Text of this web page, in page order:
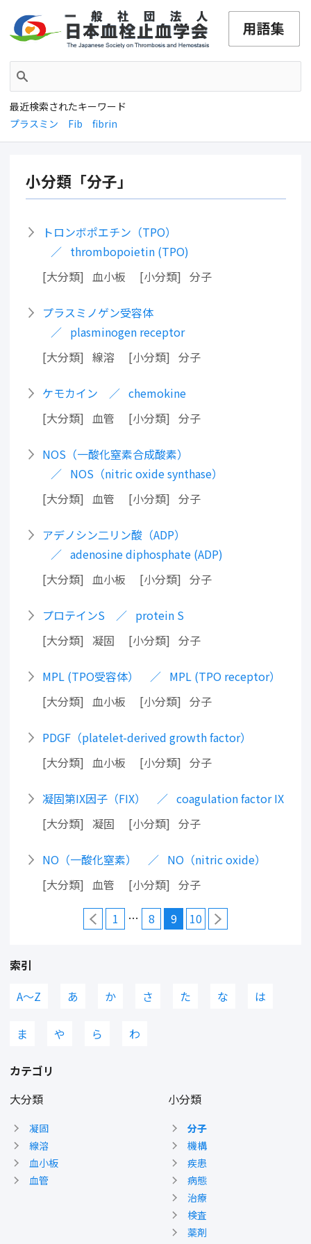
最近検索されたキーワード
プラスミン
Fib fibrin
小分類「分子」
トロンボポエチン（TPO）
thrombopoietin (TPO)
大分類
血小板 小分類 分子
プラスミノゲン受容体
plasminogen receptor
大分類
線溶 小分類 分子
ケモカイン
chemokine
大分類
血管 小分類 分子
NOS（一酸化窒素合成酸素）
NOS（nitric oxide synthase）
大分類
血管 小分類 分子
アデノシン二リン酸（ADP）
adenosine diphosphate (ADP)
大分類
血小板 小分類 分子
プロテインS
protein S
大分類
凝固 小分類 分子
MPL (TPO受容体）
MPL (TPO receptor）
大分類
血小板 小分類 分子
PDGF（platelet-derived growth factor）
大分類
血小板 小分類 分子
凝固第IX因子（FIX）
coagulation factor IX
大分類
凝固 小分類 分子
NO（一酸化窒素）
NO（nitric oxide）
大分類
血管 小分類 分子
1 … 8 9 10
索引
A〜Z
あ か さ た な は
ま や ら わ
カテゴリ
大分類
凝固
線溶
血小板
血管
小分類
分子
機構
疾患
病態
治療
検査
薬剤